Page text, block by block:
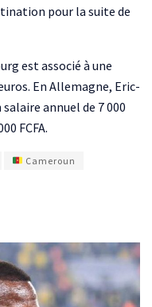
pour la suite de
est associé à une
En Allemagne, Eric-
annuel de 7 000
FCFA.
Cameroun